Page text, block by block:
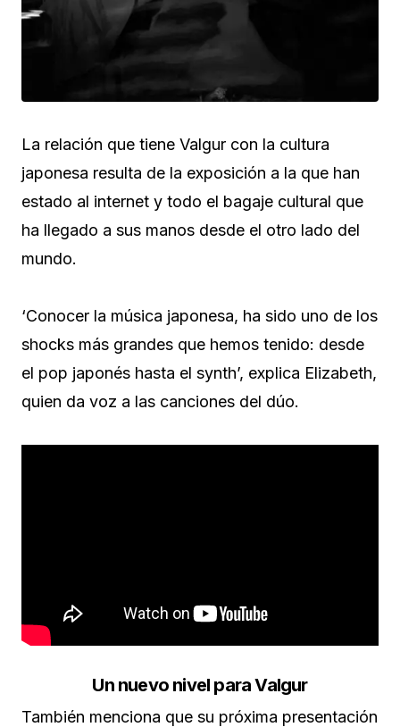
La relación que tiene Valgur con la cultura
japonesa resulta de la exposición a la que han
estado al internet y todo el bagaje cultural que
ha llegado a sus manos desde el otro lado del
mundo.
‘Conocer la música japonesa, ha sido uno de los
shocks más grandes que hemos tenido: desde
el pop japonés hasta el synth’, explica Elizabeth,
quien da voz a las canciones del dúo.
Un nuevo nivel para Valgur
También menciona que su próxima presentación